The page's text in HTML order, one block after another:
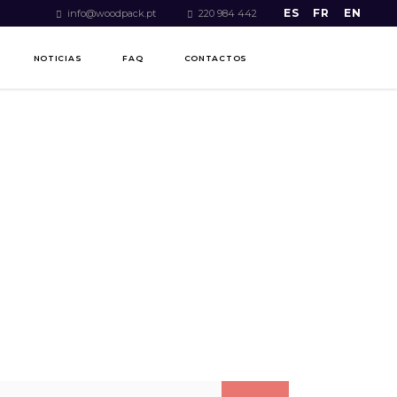
info@woodpack.pt 220 984 442 ES FR EN
NOTICIAS FAQ CONTACTOS